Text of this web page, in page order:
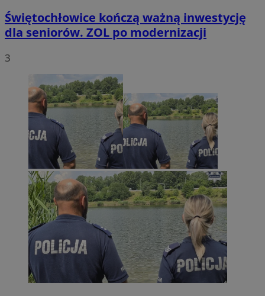
Świętochłowice kończą ważną inwestycję
dla seniorów. ZOL po modernizacji
3